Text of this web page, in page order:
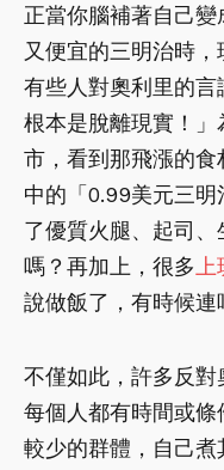
正當你腦補著自己
又便宜的三明治時，
有些人對奧利里的
根本是脫離現實！
市，看到那飛漲的食
中的「0.99美元三
了優質火腿、起司
嗎？再加上，很多上
說做飯了，有時候連
不僅如此，許多反
每個人都有時間或
較少的群體，自己